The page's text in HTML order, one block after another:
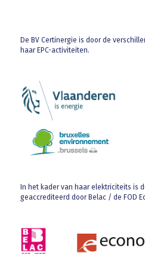
De BV Certinergie is door de
haar EPC-activiteiten.
In het kader van haar elektriciteits is
geaccrediteerd door Belac / de FOD